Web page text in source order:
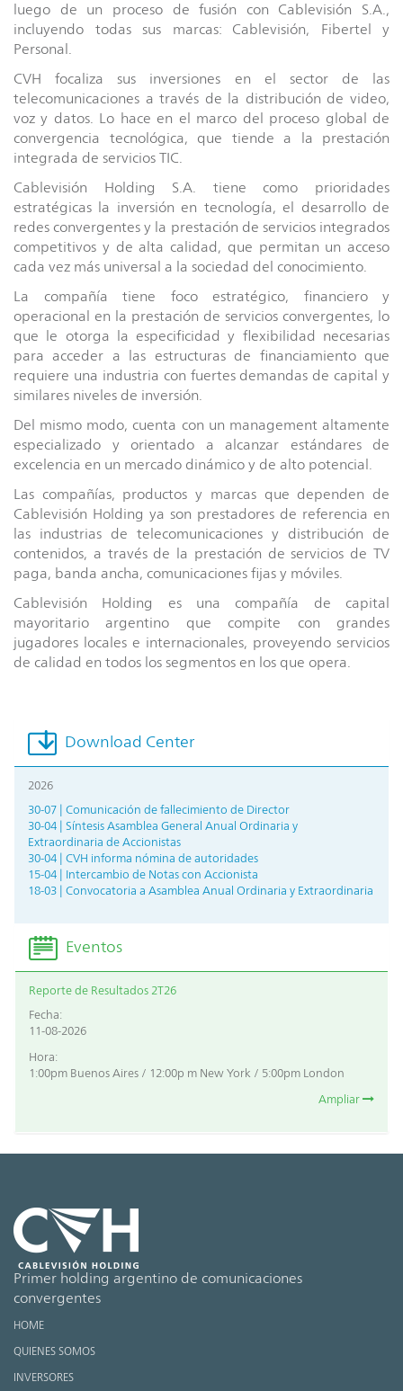
luego de un proceso de fusión con Cablevisión S.A.,
incluyendo todas sus marcas: Cablevisión, Fibertel y
Personal.
CVH focaliza sus inversiones en el sector de las
telecomunicaciones a través de la distribución de video,
voz y datos. Lo hace en el marco del proceso global de
convergencia tecnológica, que tiende a la prestación
integrada de servicios TIC.
Cablevisión Holding S.A. tiene como prioridades
estratégicas la inversión en tecnología, el desarrollo de
redes convergentes y la prestación de servicios integrados
competitivos y de alta calidad, que permitan un acceso
cada vez más universal a la sociedad del conocimiento.
La compañía tiene foco estratégico, financiero y
operacional en la prestación de servicios convergentes, lo
que le otorga la especificidad y flexibilidad necesarias
para acceder a las estructuras de financiamiento que
requiere una industria con fuertes demandas de capital y
similares niveles de inversión.
Del mismo modo, cuenta con un management altamente
especializado y orientado a alcanzar estándares de
excelencia en un mercado dinámico y de alto potencial.
Las compañías, productos y marcas que dependen de
Cablevisión Holding ya son prestadores de referencia en
las industrias de telecomunicaciones y distribución de
contenidos, a través de la prestación de servicios de TV
paga, banda ancha, comunicaciones fijas y móviles.
Cablevisión Holding es una compañía de capital
mayoritario argentino que compite con grandes
jugadores locales e internacionales, proveyendo servicios
de calidad en todos los segmentos en los que opera.
Download Center
2026
30-07 | Comunicación de fallecimiento de Director
30-04 | Síntesis Asamblea General Anual Ordinaria y
Extraordinaria de Accionistas
30-04 | CVH informa nómina de autoridades
15-04 | Intercambio de Notas con Accionista
18-03 | Convocatoria a Asamblea Anual Ordinaria y Extraordinaria
Eventos
Reporte de Resultados 2T26
Fecha:
11-08-2026
Hora:
1:00pm Buenos Aires / 12:00p m New York / 5:00pm London
Ampliar
Primer holding argentino de comunicaciones
convergentes
HOME
QUIENES SOMOS
INVERSORES